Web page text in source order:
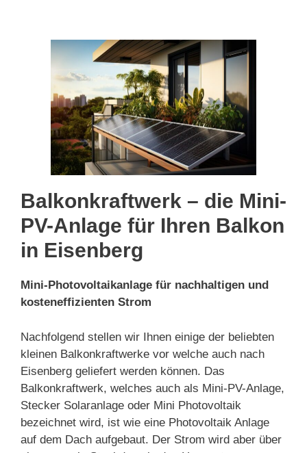
Balkonkraftwerk – die Mini-
PV-Anlage für Ihren Balkon
in Eisenberg
Mini-Photovoltaikanlage für nachhaltigen und
kosteneffizienten Strom
Nachfolgend stellen wir Ihnen einige der beliebten
kleinen Balkonkraftwerke vor welche auch nach
Eisenberg geliefert werden können. Das
Balkonkraftwerk, welches auch als Mini-PV-Anlage,
Stecker Solaranlage oder Mini Photovoltaik
bezeichnet wird, ist wie eine Photovoltaik Anlage
auf dem Dach aufgebaut. Der Strom wird aber über